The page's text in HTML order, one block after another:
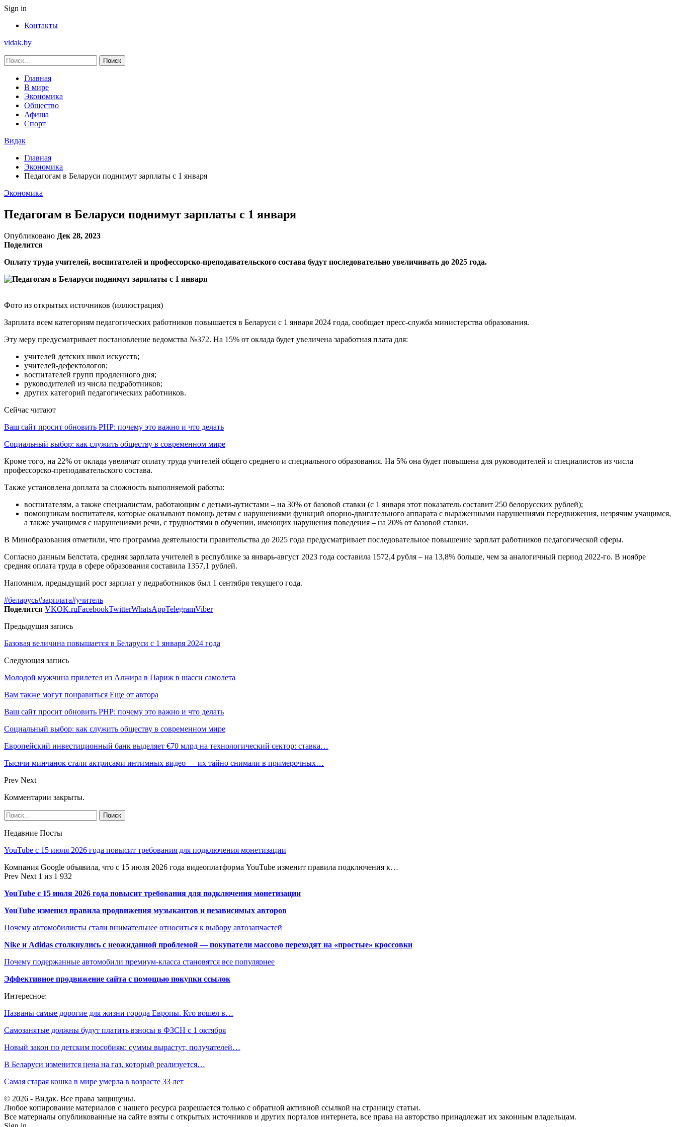
Sign in
Контакты
vidak.by
Главная
В мире
Экономика
Общество
Афиша
Спорт
Видак
Главная
Экономика
Педагогам в Беларуси поднимут зарплаты с 1 января
Экономика
Педагогам в Беларуси поднимут зарплаты с 1 января
Опубликовано Дек 28, 2023
Поделится
Оплату труда учителей, воспитателей и профессорско-преподавательского состава будут последовательно увеличивать до 2025 года.
Фото из открытых источников (иллюстрация)
Зарплата всем категориям педагогических работников повышается в Беларуси с 1 января 2024 года, сообщает пресс-служба министерства образования.
Эту меру предусматривает постановление ведомства №372. На 15% от оклада будет увеличена заработная плата для:
учителей детских школ искусств;
учителей-дефектологов;
воспитателей групп продленного дня;
руководителей из числа педработников;
других категорий педагогических работников.
Сейчас читают
Ваш сайт просит обновить PHP: почему это важно и что делать
Социальный выбор: как служить обществу в современном мире
Кроме того, на 22% от оклада увеличат оплату труда учителей общего среднего и специального образования. На 5% она будет повышена для руководителей и специалистов из числа
профессорско-преподавательского состава.
Также установлена доплата за сложность выполняемой работы:
воспитателям, а также специалистам, работающим с детьми-аутистами – на 30% от базовой ставки (с 1 января этот показатель составит 250 белорусских рублей);
помощникам воспитателя, которые оказывают помощь детям с нарушениями функций опорно-двигательного аппарата с выраженными нарушениями передвижения, незрячим учащимся,
а также учащимся с нарушениями речи, с трудностями в обучении, имеющих нарушения поведения – на 20% от базовой ставки.
В Минобразования отметили, что программа деятельности правительства до 2025 года предусматривает последовательное повышение зарплат работников педагогической сферы.
Согласно данным Белстата, средняя зарплата учителей в республике за январь-август 2023 года составила 1572,4 рубля – на 13,8% больше, чем за аналогичный период 2022-го. В ноябре
средняя оплата труда в сфере образования составила 1357,1 рублей.
Напомним, предыдущий рост зарплат у педработников был 1 сентября текущего года.
#беларусь#зарплата#учитель
Поделится VKOK.ruFacebookTwitterWhatsAppTelegramViber
Предыдущая запись
Базовая величина повышается в Беларуси с 1 января 2024 года
Следующая запись
Молодой мужчина прилетел из Алжира в Париж в шасси самолета
Вам также могут понравиться Еще от автора
Ваш сайт просит обновить PHP: почему это важно и что делать
Социальный выбор: как служить обществу в современном мире
Европейский инвестиционный банк выделяет €70 млрд на технологический сектор: ставка…
Тысячи минчанок стали актрисами интимных видео — их тайно снимали в примерочных…
Prev Next
Комментарии закрыты.
Недавние Посты
YouTube с 15 июля 2026 года повысит требования для подключения монетизации
Компания Google объявила, что с 15 июля 2026 года видеоплатформа YouTube изменит правила подключения к…
Prev Next 1 из 1 932
YouTube с 15 июля 2026 года повысит требования для подключения монетизации
YouTube изменил правила продвижения музыкантов и независимых авторов
Почему автомобилисты стали внимательнее относиться к выбору автозапчастей
Nike и Adidas столкнулись с неожиданной проблемой — покупатели массово переходят на «простые» кроссовки
Почему подержанные автомобили премиум-класса становятся все популярнее
Эффективное продвижение сайта с помощью покупки ссылок
Интересное:
Названы самые дорогие для жизни города Европы. Кто вошел в…
Самозанятые должны будут платить взносы в ФЗСН с 1 октября
Новый закон по детским пособиям: суммы вырастут, получателей…
В Беларуси изменится цена на газ, который реализуется…
Самая старая кошка в мире умерла в возрасте 33 лет
© 2026 - Видак. Все права защищены.
Любое копирование материалов с нашего ресурса разрешается только с обратной активной ссылкой на страницу статьи.
Все материалы опубликованные на сайте взяты с открытых источников и других порталов интернета, все права на авторство принадлежат их законным владельцам.